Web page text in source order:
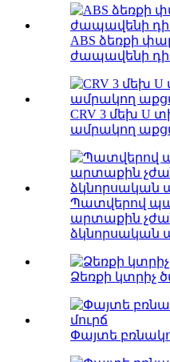
ABS ձեռքի
ժապավենի
CRV 3 մեխ U
ամրակող
Պատվերով
արտաքին
ձկնորսական
Ձեռքի կտրիչ
Փայտե